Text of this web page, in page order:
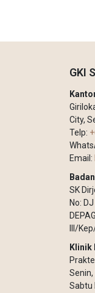
GKI
City,
Telp:
Email:
SK
No:
III/
Klinik
Senin,
Sabtu